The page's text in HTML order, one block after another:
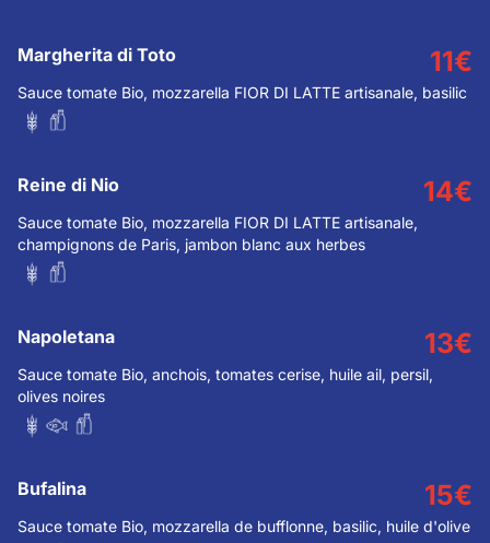
Margherita di Toto 11€
Sauce tomate Bio, mozzarella FIOR DI LATTE artisanale, basilic
Reine di Nio 14€
Sauce tomate Bio, mozzarella FIOR DI LATTE artisanale,
champignons de Paris, jambon blanc aux herbes
Napoletana 13€
Sauce tomate Bio, anchois, tomates cerise, huile ail, persil,
olives noires
Bufalina 15€
Sauce tomate Bio, mozzarella de bufflonne, basilic, huile d'olive